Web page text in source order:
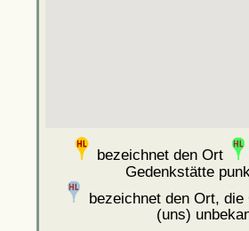
bezeichnet den Ort
Gedenkstätte
bezeichnet den Ort,
(uns)